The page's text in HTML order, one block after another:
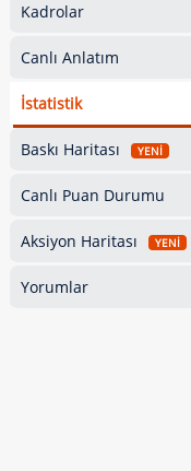
Kadrolar
Canlı Anlatım
İstatistik
Baskı Haritası YENİ
Canlı Puan Durumu
Aksiyon Haritası YENİ
Yorumlar